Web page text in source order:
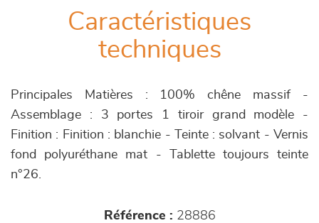
Caractéristiques
techniques
Principales Matières : 100% chêne massif -
Assemblage : 3 portes 1 tiroir grand modèle -
Finition : Finition : blanchie - Teinte : solvant - Vernis
fond polyuréthane mat - Tablette toujours teinte
n°26.
Référence : 28886